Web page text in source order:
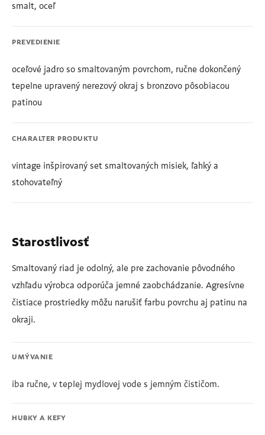
smalt, oceľ
PREVEDIENIE
oceľové jadro so smaltovaným povrchom, ručne dokončený
tepelne upravený nerezový okraj s bronzovo pôsobiacou
patinou
CHARALTER PRODUKTU
vintage inšpirovaný set smaltovaných misiek, ľahký a
stohovateľný
Starostlivosť
Smaltovaný riad je odolný, ale pre zachovanie pôvodného
vzhľadu výrobca odporúča jemné zaobchádzanie. Agresívne
čistiace prostriedky môžu narušiť farbu povrchu aj patinu na
okraji.
UMÝVANIE
iba ručne, v teplej mydlovej vode s jemným čističom.
HUBKY A KEFY